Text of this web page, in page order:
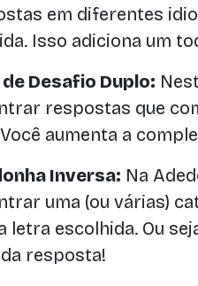
em diferentes
Isso adiciona um
Desafio Duplo:
respostas que
aumenta a
Inversa: Na
uma (ou várias)
letra escolhida. Ou
resposta!